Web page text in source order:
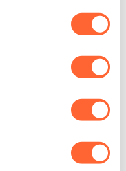
belangrijke stap
de wijk Wiarda in
Leeuwarden Zuid.